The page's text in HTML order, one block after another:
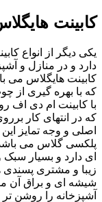
کابینت
یکی دیگر از انواع
دارد و در منازل و
کابینت هایگلاس می
که با بهره گیری از
با کابینت ام دی اف
که در انتهای کار
اصلی و وجه تمایز
پلکسی گلاس می
ای دارد و بسیار
زیبا و مشتری پسندی
شیشه ای و براق آن
آشپزخانه را روشن تر